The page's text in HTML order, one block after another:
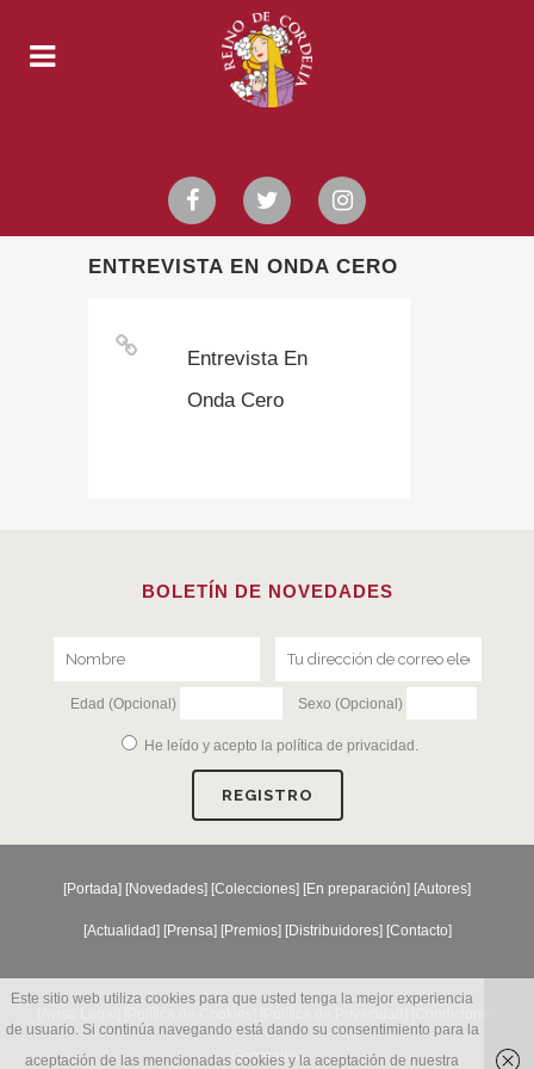
ENTREVISTA EN ONDA CERO
Entrevista En
Onda Cero
BOLETÍN DE NOVEDADES
Edad (Opcional) Sexo (Opcional)
He leído y acepto la política de privacidad .
[Portada] [Novedades] [Colecciones] [En preparación] [Autores]
[Actualidad] [Prensa] [Premios] [Distribuidores] [Contacto]
Generales ]
Este sitio web utiliza cookies para que usted tenga la mejor experiencia
de usuario. Si continúa navegando está dando su consentimiento para la
aceptación de las mencionadas cookies y la aceptación de nuestra